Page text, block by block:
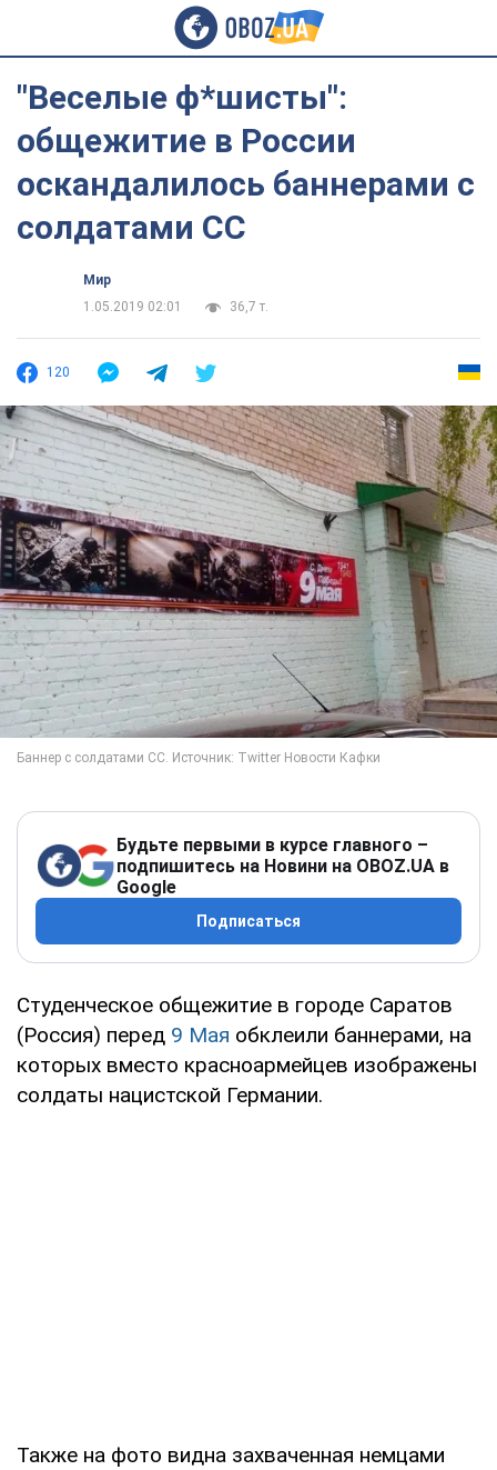
"Веселые ф*шисты":
общежитие в России
оскандалилось баннерами с
солдатами СС
Мир
1.05.2019 02:01
36,7 т.
120
Будьте первыми в курсе главного –
подпишитесь на Новини на OBOZ.UA в
Google
Подписаться
Студенческое общежитие в городе Саратов
(Россия) перед 9 Мая обклеили баннерами, на
которых вместо красноармейцев изображены
солдаты нацистской Германии.
Также на фото видна захваченная немцами